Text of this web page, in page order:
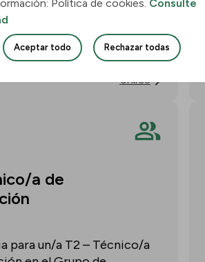
& Dementia
Plazo: 11 de agosto de
Unirse
a de
para un/a T2 – Técnico/a
Política de cookies. Consulte
Aceptar todo Rechazar todas